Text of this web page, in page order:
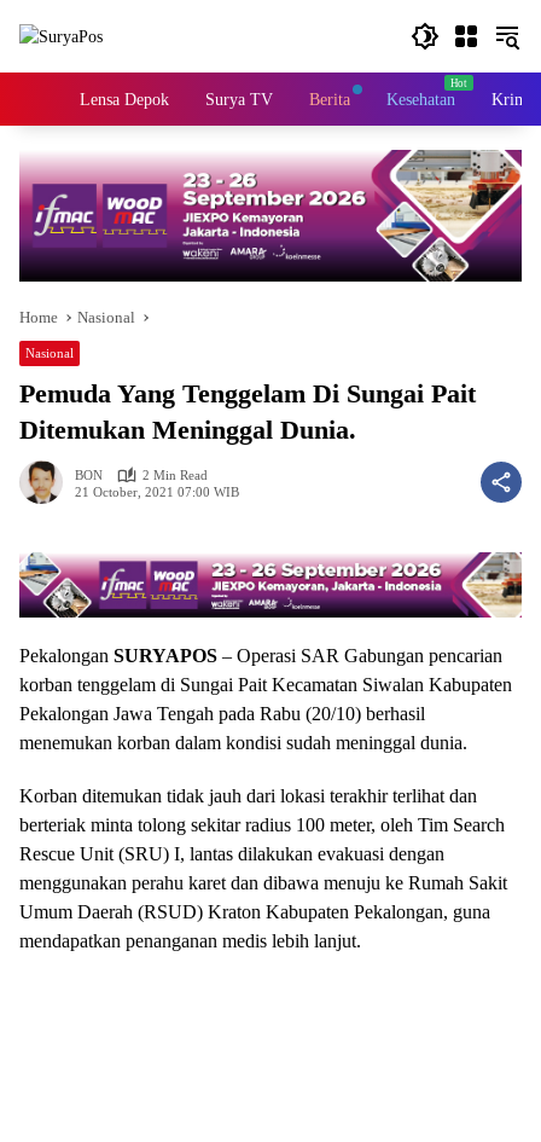
HomeLensa Depok Surya TV Berita Kesehatan
Home Nasional
Nasional
Pemuda Yang Tenggelam Di Sungai Pait
Ditemukan Meninggal Dunia.
BON
2 Min Read
21 October, 2021 07:00 WIB
Pekalongan SURYAPOS – Operasi SAR Gabungan pencarian
korban tenggelam di Sungai Pait Kecamatan Siwalan Kabupaten
Pekalongan Jawa Tengah pada Rabu (20/10) berhasil
menemukan korban dalam kondisi sudah meninggal dunia.
Korban ditemukan tidak jauh dari lokasi terakhir terlihat dan
berteriak minta tolong sekitar radius 100 meter, oleh Tim Search
Rescue Unit (SRU) I, lantas dilakukan evakuasi dengan
menggunakan perahu karet dan dibawa menuju ke Rumah Sakit
Umum Daerah (RSUD) Kraton Kabupaten Pekalongan, guna
mendapatkan penanganan medis lebih lanjut.